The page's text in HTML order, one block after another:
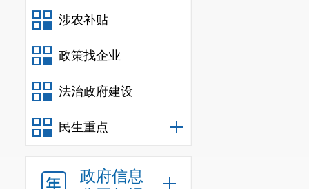
涉农补贴
政策找企业
法治政府建设
民生重点
政府信息